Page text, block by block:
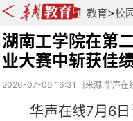
教育>校
湖南工学院在第
业大赛中斩获佳
2026-07-06 16:31 [来源:华声在
华声在线7月6